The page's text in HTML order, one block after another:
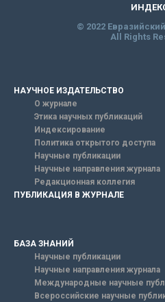
© 2022
All Rights
НАУЧНОЕ ИЗДАТЕЛЬСТВО
О журнале
Этика научных публикаций
Индексирование
Политика открытого доступа
Научные публикации
Научные направления журнала
Редакционная коллегия
ПУБЛИКАЦИЯ В ЖУРНАЛЕ
БАЗА ЗНАНИЙ
Научные публикации
Научные направления журнала
Международные научные
Всероссийские научные